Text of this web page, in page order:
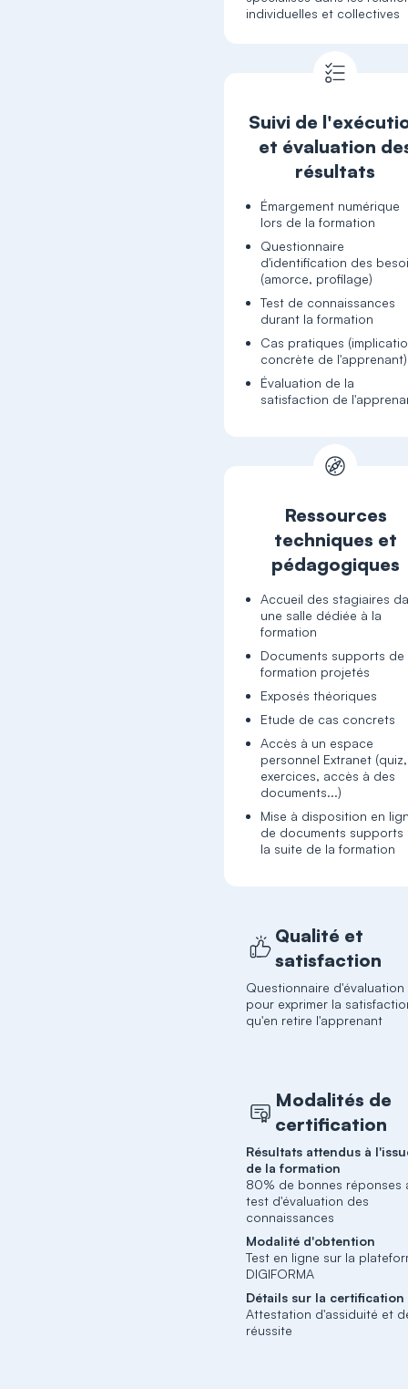
individuelles et collectives
Suivi de
et évaluation
résultats
Émargement numérique
lors de la formation
Questionnaire
d'identification des
(amorce, profilage)
Test de connaissances
durant la formation
Cas pratiques
concrète de l'apprenant)
Évaluation de la
satisfaction de
Ressources
techniques et
pédagogiques
Accueil des stagiaires
une salle dédiée à la
formation
Documents supports de
formation projetés
Exposés théoriques
Etude de cas concrets
Accès à un espace
personnel Extranet (quiz,
exercices, accès à des
documents...)
Mise à disposition en
de documents supports
la suite de la formation
Qualité et
satisfaction
Questionnaire d'évaluation
pour exprimer la
qu'en retire l'apprenant
Modalités de
certification
Résultats attendus à
de la formation
80% de bonnes réponses
test d'évaluation des
connaissances
Modalité d'obtention
Test en ligne sur la
DIGIFORMA
Détails sur la certification
Attestation d'assiduité et
réussite